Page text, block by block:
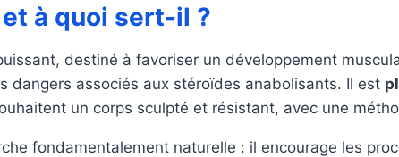
et à quoi sert-il ?
destiné à favoriser un développement
dangers associés aux stéroïdes anabolisants. Il est
un corps sculpté et résistant, avec une
fondamentalement naturelle : il encourage les